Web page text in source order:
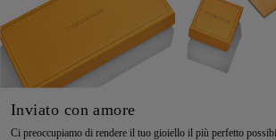
Inviato con amore
Ci preoccupiamo di rendere il tuo gioiello il più perfetto